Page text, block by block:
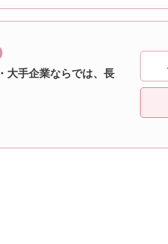
大手企業ならでは、長